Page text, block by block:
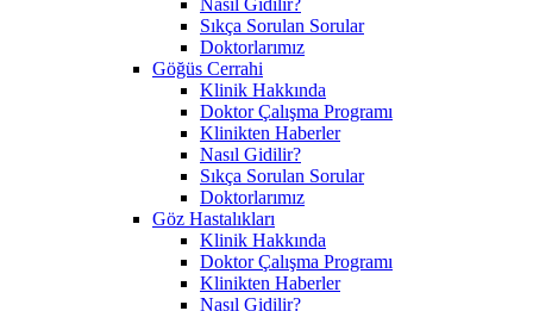
Sıkça Sorulan Sorular
Doktorlarımız
Göğüs Cerrahi
Klinik Hakkında
Doktor Çalışma Programı
Klinikten Haberler
Nasıl Gidilir?
Sıkça Sorulan Sorular
Doktorlarımız
Göz Hastalıkları
Klinik Hakkında
Doktor Çalışma Programı
Klinikten Haberler
Nasıl Gidilir?